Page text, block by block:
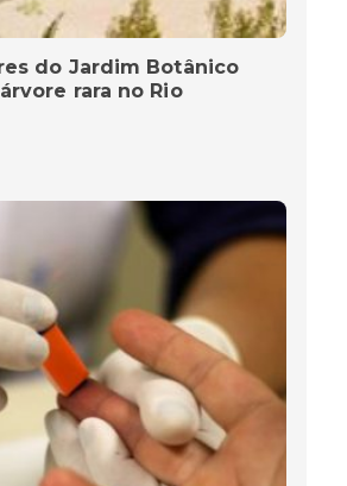
do Jardim Botânico
rara no Rio